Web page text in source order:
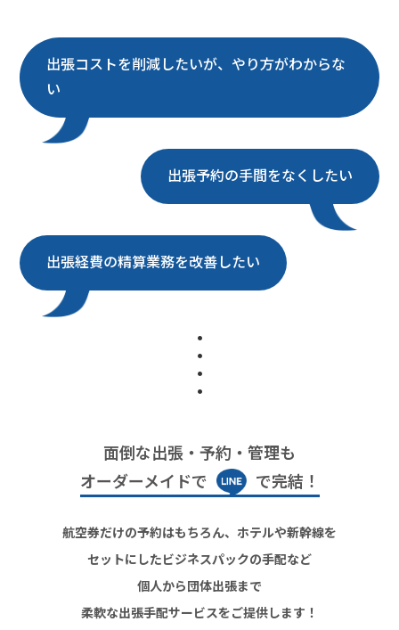
出張コストを削減したいが、やり方がわからな
い
出張予約の手間をなくしたい
出張経費の精算業務を改善したい
面倒な出張・予約・管理も
オーダーメイドで
で完結！
航空券だけの予約はもちろん、ホテルや新幹線を
セットにしたビジネスパックの手配など
個人から団体出張まで
柔軟な出張手配サービスをご提供します！